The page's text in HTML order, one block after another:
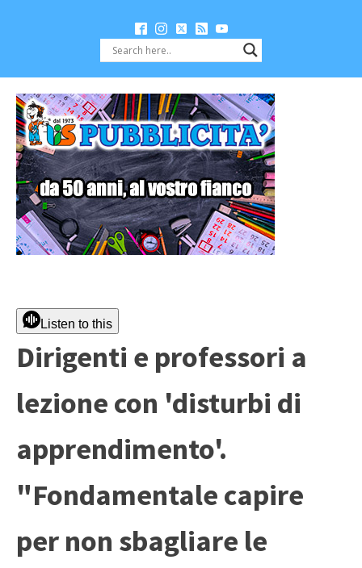
Listen to this
Dirigenti e professori a
lezione con 'disturbi di
apprendimento'.
"Fondamentale capire
per non sbagliare le